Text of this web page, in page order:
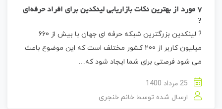
7 مورد از بهترین نکات بازاریابی لینکدین برای افراد حرفه‌ای
?
? لینکدین بزرگترین شبکه حرفه ای جهان با بیش از 660
میلیون کاربر از 200 کشور مختلف است که این موضوع باعث
می شود فرصتی برای شما ایجاد شود که…
ارسال شده توسط خانم خنجری